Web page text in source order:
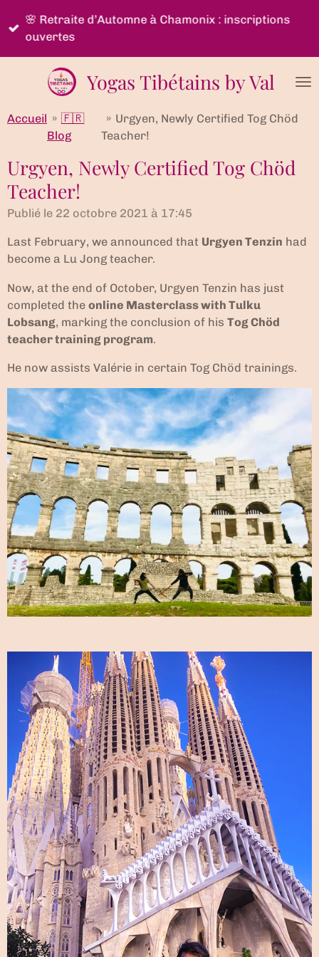
Passer
au
Yogas Tibétains by Val
🌸 Retraite d’Automne à Chamonix : inscriptions
ouvertes
Accueil » 🇫🇷
Blog
» Urgyen, Newly Certified Tog Chöd
Teacher!
Urgyen, Newly Certified Tog Chöd
Teacher!
Publié le 22 octobre 2021 à 17:45
Last February, we announced that Urgyen Tenzin had
become a Lu Jong teacher.
Now, at the end of October, Urgyen Tenzin has just
completed the online Masterclass with Tulku
Lobsang, marking the conclusion of his Tog Chöd
teacher training program.
He now assists Valérie in certain Tog Chöd trainings.